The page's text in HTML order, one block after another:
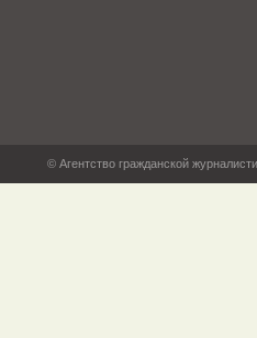
© Агентство гражданской